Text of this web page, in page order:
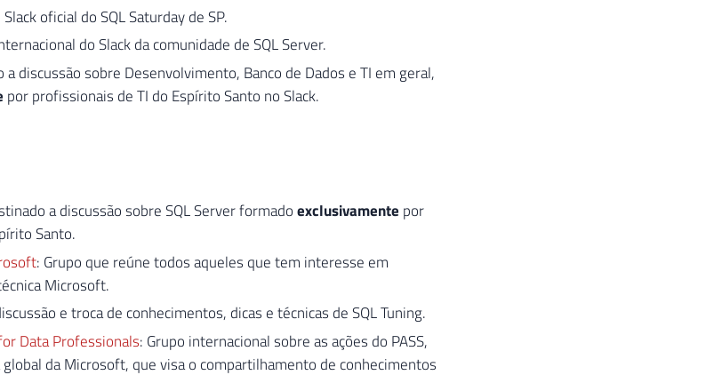
oficial do SQL Saturday de SP.
do Slack da comunidade de SQL Server.
a discussão sobre Desenvolvimento, Banco de Dados e TI em geral,
por profissionais de TI do Espírito Santo no Slack.
a discussão sobre SQL Server formadoexclusivamente por
Santo.
: Grupo que reúne todos aqueles que tem interesse em
Microsoft.
e troca de conhecimentos, dicas e técnicas de SQL Tuning.
Data Professionals: Grupo internacional sobre as ações do PASS,
da Microsoft, que visa o compartilhamento de conhecimentos